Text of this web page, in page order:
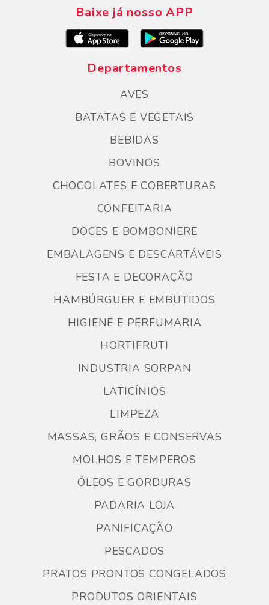
Baixe já nosso APP
Departamentos
AVES
BATATAS E VEGETAIS
BEBIDAS
BOVINOS
CHOCOLATES E COBERTURAS
CONFEITARIA
DOCES E BOMBONIERE
EMBALAGENS E DESCARTÁVEIS
FESTA E DECORAÇÃO
HAMBÚRGUER E EMBUTIDOS
HIGIENE E PERFUMARIA
HORTIFRUTI
INDUSTRIA SORPAN
LATICÍNIOS
LIMPEZA
MASSAS, GRÃOS E CONSERVAS
MOLHOS E TEMPEROS
ÓLEOS E GORDURAS
PADARIA LOJA
PANIFICAÇÃO
PESCADOS
PRATOS PRONTOS CONGELADOS
PRODUTOS ORIENTAIS